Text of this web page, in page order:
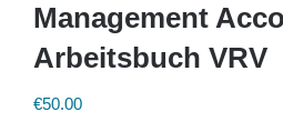
VRV
quantity
Management
Arbeitsbuch VRV
€50.00